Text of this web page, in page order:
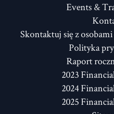
Events &
Skontaktuj się z
Polityka
Raport
2023
2024
2025